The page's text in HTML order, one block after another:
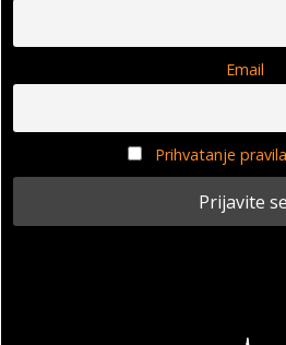
Email
Prihvatanje